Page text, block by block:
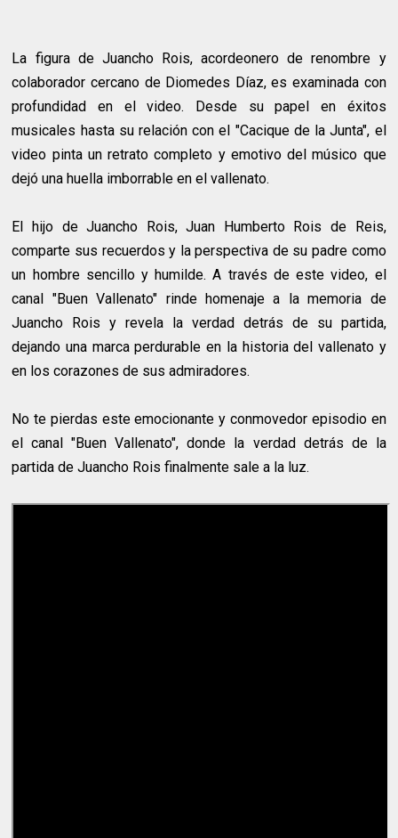
La figura de Juancho Rois, acordeonero de renombre y
colaborador cercano de Diomedes Díaz, es examinada con
profundidad en el video. Desde su papel en éxitos
musicales hasta su relación con el "Cacique de la Junta", el
video pinta un retrato completo y emotivo del músico que
dejó una huella imborrable en el vallenato.
El hijo de Juancho Rois, Juan Humberto Rois de Reis,
comparte sus recuerdos y la perspectiva de su padre como
un hombre sencillo y humilde. A través de este video, el
canal "Buen Vallenato" rinde homenaje a la memoria de
Juancho Rois y revela la verdad detrás de su partida,
dejando una marca perdurable en la historia del vallenato y
en los corazones de sus admiradores.
No te pierdas este emocionante y conmovedor episodio en
el canal "Buen Vallenato", donde la verdad detrás de la
partida de Juancho Rois finalmente sale a la luz.